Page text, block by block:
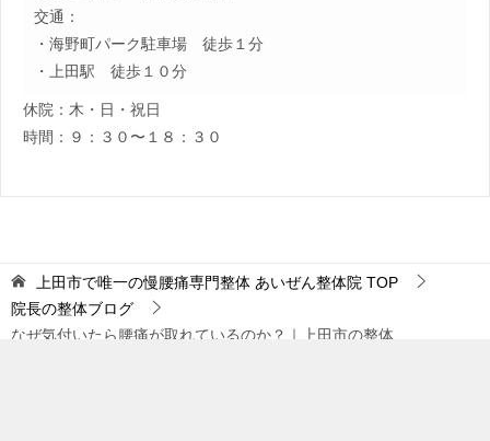
交通：
・海野町パーク駐車場 徒歩１分
・上田駅 徒歩１０分
休院：木・日・祝日
時間：９：３０〜１８：３０
上田市で唯一の慢腰痛専門整体 あいぜん整体院 TOP
院長の整体ブログ
なぜ気付いたら腰痛が取れているのか？｜上田市の整体